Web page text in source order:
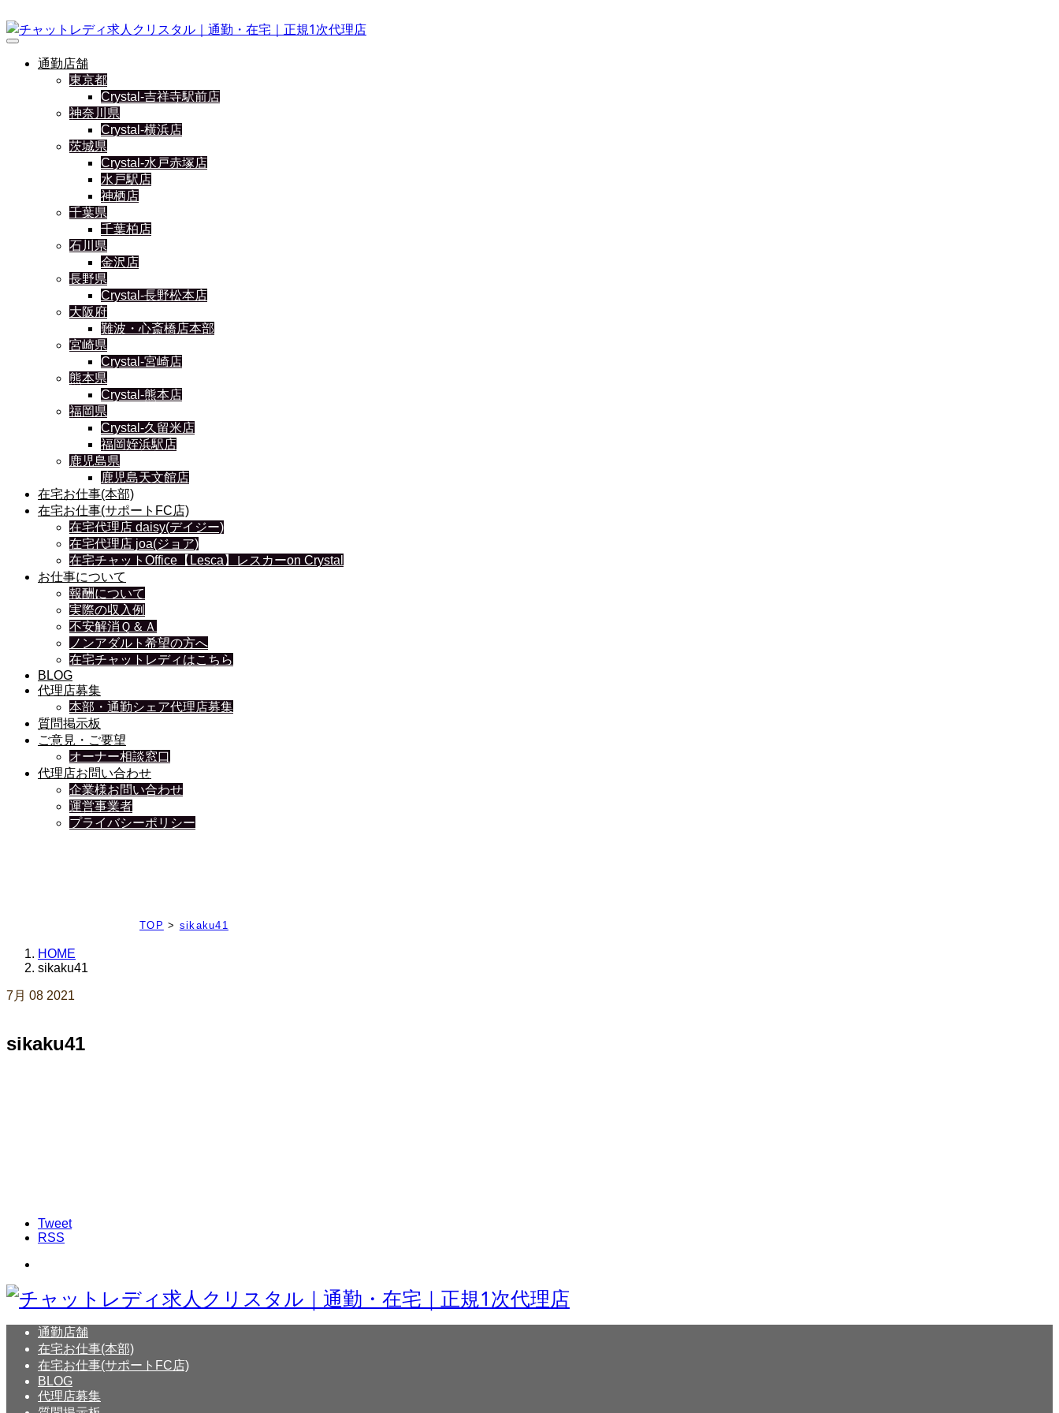
通勤店舗
東京都
Crystal-吉祥寺駅前店
神奈川県
Crystal-横浜店
茨城県
Crystal-水戸赤塚店
水戸駅店
神栖店
千葉県
千葉柏店
石川県
金沢店
長野県
Crystal-長野松本店
大阪府
難波・心斎橋店本部
宮崎県
Crystal-宮崎店
熊本県
Crystal-熊本店
福岡県
Crystal-久留米店
福岡姪浜駅店
鹿児島県
鹿児島天文館店
在宅お仕事(本部)
在宅お仕事(サポートFC店)
在宅代理店 daisy(デイジー)
在宅代理店 joa(ジョア)
在宅チャットOffice【Lesca】レスカーon Crystal
お仕事について
報酬について
実際の収入例
不安解消Ｑ＆Ａ
ノンアダルト希望の方へ
在宅チャットレディはこちら
BLOG
代理店募集
本部・通勤シェア代理店募集
質問掲示板
ご意見・ご要望
オーナー相談窓口
代理店お問い合わせ
企業様お問い合わせ
運営事業者
プライバシーポリシー
TOP > sikaku41
HOME
sikaku41
7月 08 2021
sikaku41
Tweet
RSS
通勤店舗
在宅お仕事(本部)
在宅お仕事(サポートFC店)
BLOG
代理店募集